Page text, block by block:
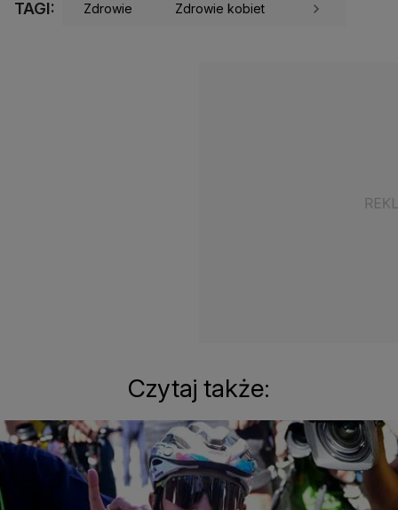
TAGI: Zdrowie Zdrowie kobiet
Czytaj także: